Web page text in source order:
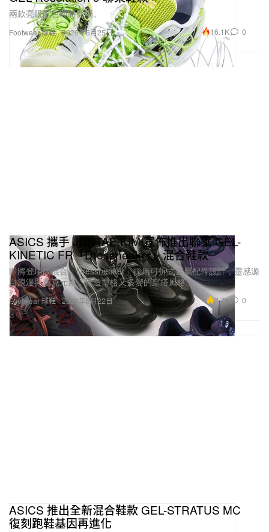
Footwear 球鞋
兩款亮眼配色即將登場。
2026年6月25日 16.1K 0
Footwear 球鞋
ASICS 攜手 JUNTAE KIM 宣佈推出聯乘 GEL-
KINETIC FR「Dressneaker」混合鞋款
即將登場的混合「Dressneaker」採用可拆式金屬配件設計，靈感源
自浪漫與龐克元素，營造型格又多變的穿搭風格。
2026年6月22日 2.7K 0
ASICS 推出全新混合鞋款 GEL-STRATUS MC
復刻跑鞋基因再進化